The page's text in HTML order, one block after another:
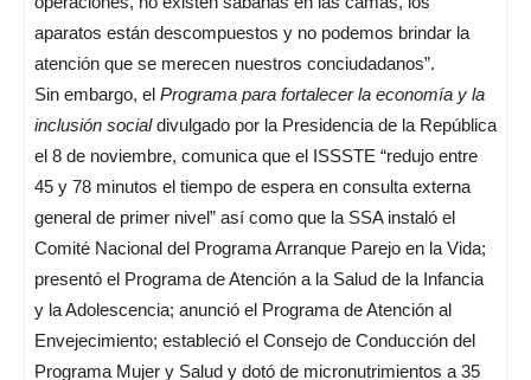
aparatos están descompuestos y no podemos brindar la
atención que se merecen nuestros conciudadanos”.
Sin embargo, el Programa para fortalecer la economía y la
inclusión socialdivulgado por la Presidencia de la República
el 8 de noviembre, comunica que el ISSSTE “redujo entre
45 y 78 minutos el tiempo de espera en consulta externa
general de primer nivel” así como que la SSA instaló el
Comité Nacional del Programa Arranque Parejo en la Vida;
presentó el Programa de Atención a la Salud de la Infancia
y la Adolescencia; anunció el Programa de Atención al
Envejecimiento; estableció el Consejo de Conducción del
Programa Mujer y Salud y dotó de micronutrimientos a 35